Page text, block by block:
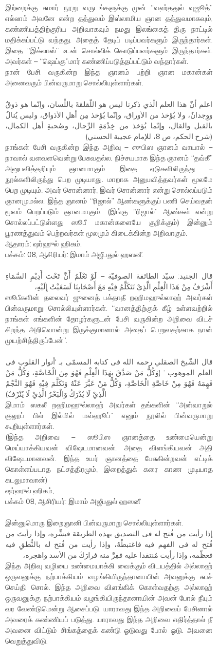
இற்றைக்கு சுமார் நூறு வருடங்களுக்கு முன் “வஹ்ததுல் வுஜூத்”
எல்லாம் அவனே என்ற தத்துவம் இஸ்லாமிய ஞான தத்துவமாகவும்,
கண்ணியத்திற்குரிய அறிவாகவும் நமது இலங்கைத் திரு நாட்டில்
மதிக்கப்பட்டு வந்தது. அதைத் தேடிப் படிப்பவர்களும் இருந்தார்கள்.
இதை “இக்லாஸ்” உடன் சொல்லிக் கொடுப்பவர்களும் இருந்தார்கள்.
அவர்கள் – “ஷெய்கு”மார் கண்ணிப்படுத்தப்பட்டும் வந்தார்கள்.
நான் பேசி வருகின்ற இந்த ஞானம் பற்றி ஞான மகான்கள்
அனைவரும் பின்வருமாறு சொல்லியுள்ளார்கள்.
اعلم أنّ هذا العلم الّذي ذكرنا ليس هو اللّقلقةَ باللِّسان، وإنّما هو ذوقٌ
ووِجدانٌ، ولا يُؤخذ من الأوراق، وإنّما يُؤخذ مِن أهلِ الأذواق، وليس يُنالُ
بالقيل والقال، وإنّما يُؤخذ من خِدْمَةِ الرِّجال، وصُحبةِ أهل الكمال،
(شرح الحكم، ص 8، للإمام عجيبة الحسني)
நாங்கள் பேசி வருகின்ற இந்த அறிவு – ஸுபிஸ ஞானம் வாயால் –
நாவால் வளவளவென்று பேசுவதல்ல. நிச்சயமாக இந்த ஞானம் “தவ்கீ”
அனுபவித்தறியும் ஞானமாகும். இதை ஏடுகளிலிருந்து –
நூல்களிலிருந்து பெற முடியாது. மாறாக அனுபவித்தவர்கள் மூலமே
பெற முடியும். அவர் சொன்னார், இவர் சொன்னார் என்று சொல்லப்படும்
ஞானமுமல்ல. இந்த ஞானம் “ரிஜால்” ஆண்களுக்குப் பணி செய்வதன்
மூலம் பெறப்படும் ஞானமாகும். (இங்கு “ரிஜால்” ஆண்கள் என்று
சொல்லப்பட்டுள்ளது ஸூபீ மகான்களையே குறிக்கும்) இன்னும்
பூரணத்துவம் பெற்றவர்கள் மூலமும் கிடைக்கின்ற அறிவாகும்.
ஆதாரம்: ஷர்ஹுல் ஹிகம்.
பக்கம்: 08, ஆசிரியர்: இமாம் அஜீபதுல் ஹஸனீ.
قال الجنيد: سيّد الطائفة الصوفيّة – لَوْ نَعْلَمُ أَنَّ تَحْتَ أَدِيْمِ السَّمَاءِ
أَشْرَفُ مِنْ هَذَا الْعِلْمِ الَّذِيْ نَتَكَلَّمُ فِيْهِ مَعَ أَصْحَابِنَا لَسَعَيْتُ إِلَيْهِ،
ஸூபீகளின் தலைவர் ஜுனைத் பக்தாதீ றஹிமஹுல்லாஹ் அவர்கள்
பின்வருமாறு சொல்லியுள்ளார்கள். “வானத்திற்குக் கீழ் உள்ளவற்றில்
நாங்கள் எங்களின் தோழர்களுடன் பேசி வருகின்ற அறிவை விடச்
சிறந்த அறிவொன்று இருக்குமானால் அதைப் பெறுவதற்காக நான்
முயற்சித்திருப்பேன்”.
العلم الموهوب ‘ (وَكُلُّ مَنْ صَدَّقَ بِهَذَا الْعِلْمِ فَهُوَ مِنَ الْخَاصَّةِ، وَكُلُّ مَنْ
فَهِمَهُ فَهُوَ مِنْ خَاصَّةِ الْخَاصَّةِ، وَكُلُّ مَنْ عَبَّرَ عَنْهُ وَتَكَلَّمَ فِيْهِ فَهُوَ النَّجْمُ
الَّذِيْ لَا يُدْرَكُ وَالْبَحْرُ الَّذِيْ لَا يُنْزَفُ)
இமாம் ஸகலீ றஹிமஹுல்லாஹ் அவர்கள் தங்களின் “அன்வாறுல்
குலூப் பில் இல்மில் மவ்ஹூப்” எனும் நூலில் பின்வருமாறு
கூறியுள்ளார்கள்.
(இந்த அறிவை – ஸூபிஸ ஞானத்தை உண்மையென்று
மெய்யாக்கியவன் விஷேடமானவன். அதை விளங்கியவன் அதி
விஷேடமானவன். இந்த உயர் ஞானத்தை பேசுகின்றவன் எட்டிக்
கொள்ளப்படாத நட்சத்திரமும், இறைத்துக் கரை காண முடியாத
கடலுமாவான்)
ஷர்ஹுல் ஹிகம்,
பக்கம் 08, ஆசிரியர்: இமாம் அஜீபதுல் ஹஸனீ
இன்னுமொரு இறைஞானி பின்வருமாறு சொல்லியுள்ளார்கள்.
إذا رأيت من فُتح له فى التصديق بهذه الطريقة فبشِّره، وإذا رأيتَ من
فُتح له فى الفهم فيه فاغتبطْهُ، وإذا رأيت من فُتح له بالنُّطقِ فيه
فعظّمه، وإذا رأيت مُنتقدا عليه ففِرَّ منه فرارَكَ من الأسد واهجره،
இந்த அறிவு வழியை உண்மையாக்கி வைக்கும் விடயத்தில் அல்லாஹ்
ஒருவனுக்கு நற்பாக்கியம் வழங்கியிருந்தானாயின் அவனுக்கு சுபச்
செய்தி சொல். இந்த அறிவை விளங்கிக் கொள்வதற்கு அல்லாஹ்
ஒருவனுக்கு நற்பாக்கியம் வழங்கியிருந்தானாயின் அவன் போல் நீயும்
வர வேண்டுமென்று ஆசைப்படு. யாராவது இந்த அறிவைப் பேசினால்
அவரைக் கண்ணியப் படுத்து. யாராவது இந்த அறிவை எதிர்த்தால் நீ
அவனை விட்டும் சிங்கத்தைக் கண்டு ஓடுவது போல் ஓடு. அவனை
வெறுத்துவிடு.